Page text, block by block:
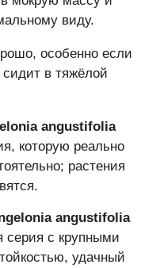
виду.
особенно если
в тяжёлой
angustifolia
которую реально
растения
angustifolia
серия с крупными
удачный